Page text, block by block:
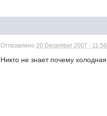
Отправлено20 December 2007 - 11:56
Никто не знает почему